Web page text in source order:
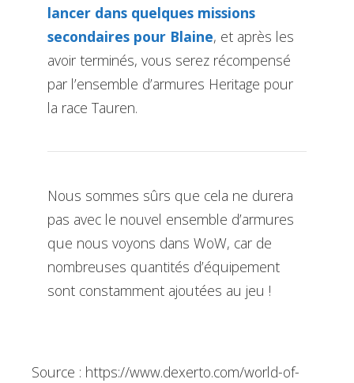
lancer dans quelques missions
secondaires pour Blaine, et après les
avoir terminés, vous serez récompensé
par l’ensemble d’armures Heritage pour
la race Tauren.
Nous sommes sûrs que cela ne durera
pas avec le nouvel ensemble d’armures
que nous voyons dans WoW, car de
nombreuses quantités d’équipement
sont constamment ajoutées au jeu !
Source : https://www.dexerto.com/world-of-